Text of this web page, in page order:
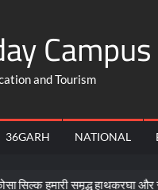
Campus
and Tourism
36GARH NATIONAL
समृद्ध हाथकरघा और